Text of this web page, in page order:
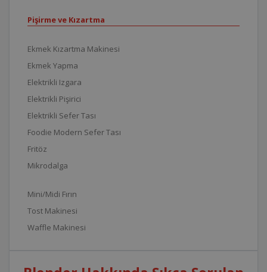
Pişirme ve Kızartma
Ekmek Kızartma Makinesi
Ekmek Yapma
Elektrikli Izgara
Elektrikli Pişirici
Elektrikli Sefer Tası
Foodie Modern Sefer Tası
Fritöz
Mikrodalga
Mini/Midi Fırın
Tost Makinesi
Waffle Makinesi